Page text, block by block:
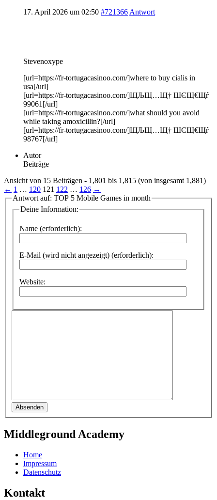
17. April 2026 um 02:50 #721366 Antwort
Stevenoxype
[url=https://fr-tortugacasinoo.com/]where to buy cialis in
usa[/url]
[url=https://fr-tortugacasinoo.com/]ЩЉЩ…Щ† ШЄЩ€Щѓ
99061[/url]
[url=https://fr-tortugacasinoo.com/]what should you avoid
while taking amoxicillin?[/url]
[url=https://fr-tortugacasinoo.com/]ЩЉЩ…Щ† ШЄЩ€Щѓ
98767[/url]
Autor
Beiträge
Ansicht von 15 Beiträgen - 1,801 bis 1,815 (von insgesamt 1,881)
← 1 … 120 121 122 … 126 →
Antwort auf: TOP 5 Mobile Games in month
Deine Information:
Name (erforderlich):
E-Mail (wird nicht angezeigt) (erforderlich):
Website:
Absenden
Middleground Academy
Home
Impressum
Datenschutz
Kontakt